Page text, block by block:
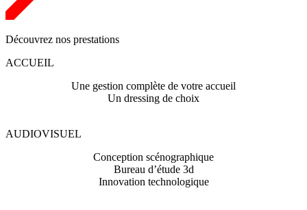
Découvrez nos prestations
ACCUEIL
Une gestion complète de votre accueil
Un dressing de choix
AUDIOVISUEL
Conception scénographique
Bureau d’étude 3d
Innovation technologique